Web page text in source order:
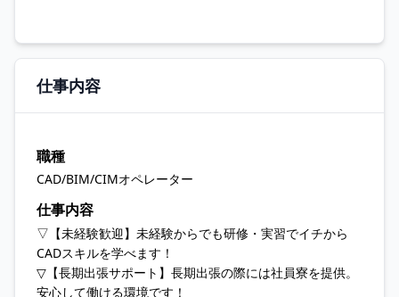
仕事内容
職種
CAD/BIM/CIMオペレーター
仕事内容
▽【未経験歓迎】未経験からでも研修・実習でイチから
CADスキルを学べます！
▽【長期出張サポート】長期出張の際には社員寮を提供。
安心して働ける環境です！